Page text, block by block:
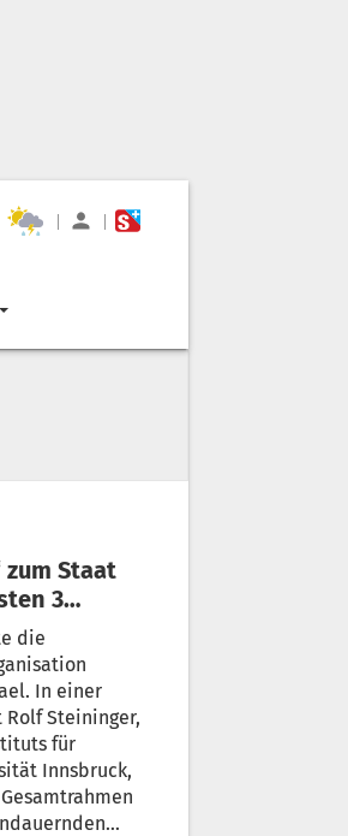
| |
3
die
In einer
Steininger,
für